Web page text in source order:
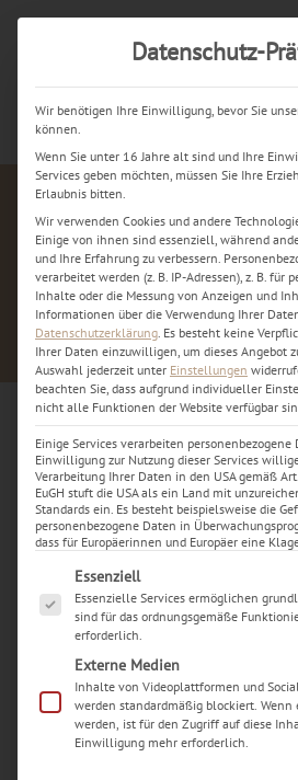
Jetzt kostenlos
device-repair-10
Datenschutz-
Wir benötigen Ihre Einwilligung, bevor Sie
können.
Wenn Sie unter 16 Jahre alt sind und Ihre
Services geben möchten, müssen Sie Ihre
Erlaubnis bitten.
Wir verwenden Cookies und andere
Einige von ihnen sind essenziell, während
und Ihre Erfahrung zu verbessern.
verarbeitet werden (z. B. IP-Adressen), z. B. für
Inhalte oder die Messung von Anzeigen und
Informationen über die Verwendung Ihrer
Datenschutzerklärung. Es besteht keine
Ihrer Daten einzuwilligen, um dieses Angebot
Auswahl jederzeit unter Einstellungen
beachten Sie, dass aufgrund individueller
nicht alle Funktionen der Website verfügbar
Einige Services verarbeiten
Einwilligung zur Nutzung dieser Services
Verarbeitung Ihrer Daten in den USA gemäß
EuGH stuft die USA als ein Land mit
Standards ein. Es besteht beispielsweise die
personenbezogene Daten in
dass für Europäerinnen und Europäer eine
Es folgt eine Liste der
Essenziell
Essenzielle Services ermöglichen
sind für das ordnungsgemäße
erforderlich.
Externe Medien
Inhalte von Videoplattformen und
werden standardmäßig blockiert. Wenn
werden, ist für den Zugriff auf diese
Einwilligung mehr erforderlich.